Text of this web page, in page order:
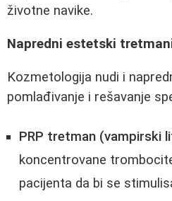
životne navike.
Napredni estetski
Kozmetologija nudi i
pomlađivanje i rešavanje
PRP tretman (vampirski
koncentrovane
pacijenta da bi se